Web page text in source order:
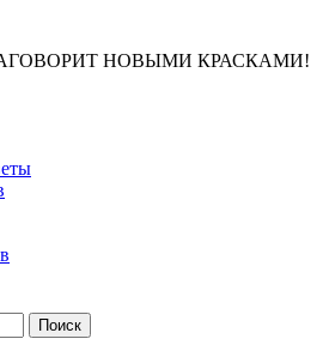
НОВЫМИ КРАСКАМИ!